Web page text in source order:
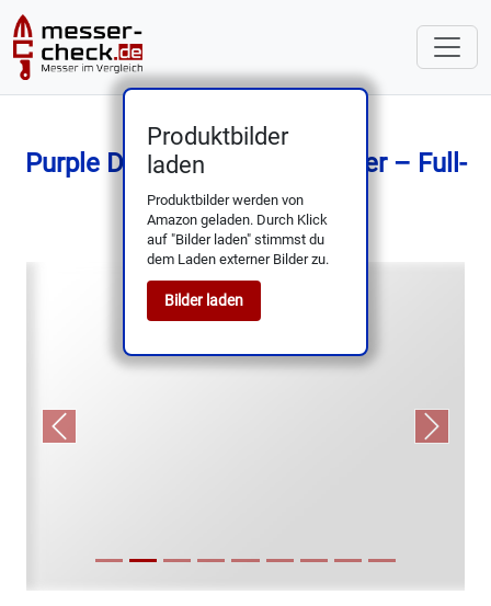
Produktbilder
laden
Produktbilder werden von
Amazon geladen. Durch Klick
auf "Bilder laden" stimmst du
dem Laden externer Bilder zu.
Bilder laden
Purple Dragon Outdoor Messer – Full-
Tang & Scharf
Previous Next